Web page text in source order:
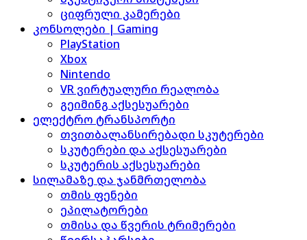
ციფრული კამერები
კონსოლები | Gaming
PlayStation
Xbox
Nintendo
VR ვირტუალური რეალობა
გეიმინგ აქსესუარები
ელექტრო ტრანსპორტი
თვითბალანსირებადი სკუტერები
სკუტერები და აქსესუარები
სკუტერის აქსესუარები
სილამაზე და ჯანმრთელობა
თმის ფენები
ეპილატორები
თმისა და წვერის ტრიმერები